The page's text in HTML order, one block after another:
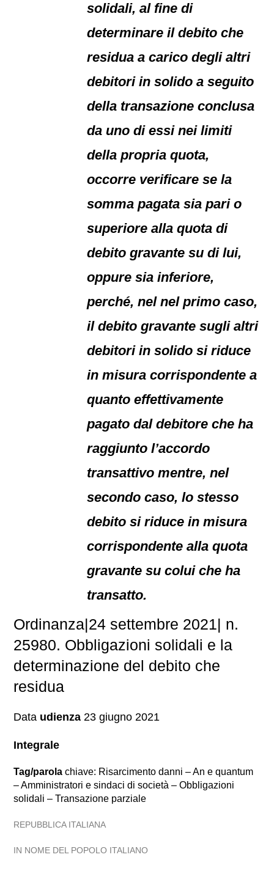
solidali, al fine di
determinare il debito che
residua a carico degli altri
debitori in solido a seguito
della transazione conclusa
da uno di essi nei limiti
della propria quota,
occorre verificare se la
somma pagata sia pari o
superiore alla quota di
debito gravante su di lui,
oppure sia inferiore,
perché, nel nel primo caso,
il debito gravante sugli altri
debitori in solido si riduce
in misura corrispondente a
quanto effettivamente
pagato dal debitore che ha
raggiunto l’accordo
transattivo mentre, nel
secondo caso, lo stesso
debito si riduce in misura
corrispondente alla quota
gravante su colui che ha
transatto.
Ordinanza|24 settembre 2021| n.
25980. Obbligazioni solidali e la
determinazione del debito che
residua
Data udienza 23 giugno 2021
Integrale
Tag/parola chiave: Risarcimento danni – An e quantum
– Amministratori e sindaci di società – Obbligazioni
solidali – Transazione parziale
REPUBBLICA ITALIANA
IN NOME DEL POPOLO ITALIANO